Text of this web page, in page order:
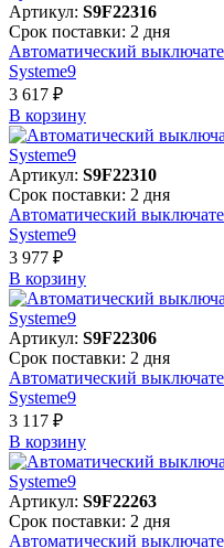
Артикул: S9F22316
Срок поставки: 2 дня
Автоматический
Systeme9
3 617 ₽
В корзинy
Артикул: S9F22310
Срок поставки: 2 дня
Автоматический
Systeme9
3 977 ₽
В корзинy
Артикул: S9F22306
Срок поставки: 2 дня
Автоматический
Systeme9
3 117 ₽
В корзинy
Артикул: S9F22263
Срок поставки: 2 дня
Автоматический